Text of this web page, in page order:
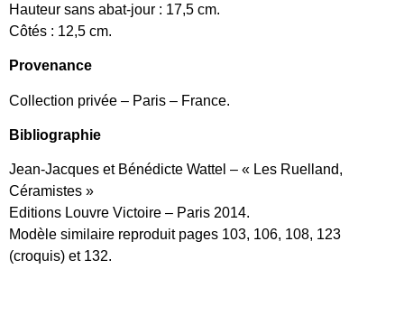
Hauteur sans abat-jour : 17,5 cm.
Côtés : 12,5 cm.
Provenance
Collection privée – Paris – France.
Bibliographie
Jean-Jacques et Bénédicte Wattel – « Les Ruelland,
Céramistes »
Editions Louvre Victoire – Paris 2014.
Modèle similaire reproduit pages 103, 106, 108, 123
(croquis) et 132.